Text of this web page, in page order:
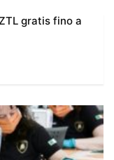
gratis fino a